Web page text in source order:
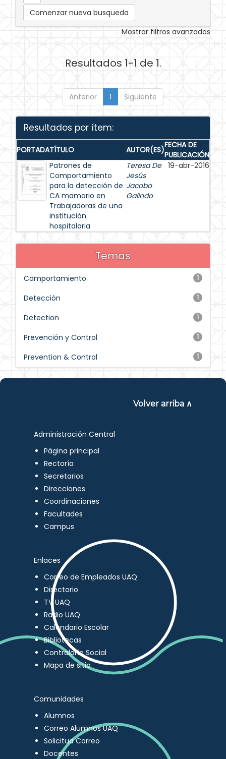
Comenzar nueva busqueda
Mostrar filtros avanzados
Resultados 1-1 de 1.
Anterior 1 Siguiente
Resultados por ítem:
PORTADATÍTULO AUTOR(ES)FECHA DE
PUBLICACIÓN
Patrones de
Comportamiento
para la detección de
CA mamario en
Trabajadoras de una
institución
hospitalaria
Teresa De
Jesús
Jacobo
Galindo
19-abr-2016
Temas
1
Comportamiento
1
Detección
1
Detection
1
Prevención y Control
1
Prevention & Control
Volver arriba ∧
Administración Central
Página principal
Rectoría
Secretarios
Direcciones
Coordinaciones
Facultades
Campus
Enlaces
Correo de Empleados UAQ
Directorio
TV UAQ
Radio UAQ
Calendario Escolar
Bibliotecas
Contraloría Social
Mapa de sitio
Comunidades
Alumnos
Correo Alumnos UAQ
Solicitud Correo
Docentes